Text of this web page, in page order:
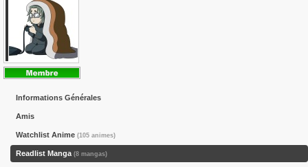
Informations Générales
Amis
Watchlist Anime (105 animes)
Readlist Manga (8 mangas)